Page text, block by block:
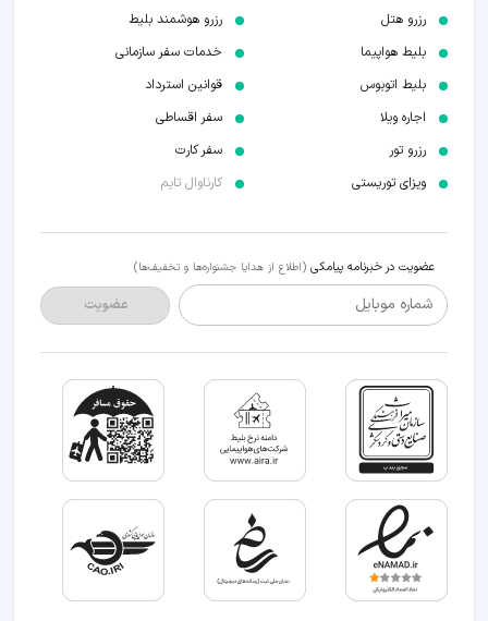
رزرو هتل
بلیط هواپیما
بلیط اتوبوس
اجاره ویلا
رزرو تور
ویزای توریستی
رزرو هوشمند بلیط
خدمات سفر سازمانی
قوانین استرداد
سفر اقساطی
سفر کارت
کارناوال تایم
عضویت در خبرنامه پیامکی (اطلاع از هدایا جشنواره‌ها و تخفیف‌ها)
شماره موبایل عضویت